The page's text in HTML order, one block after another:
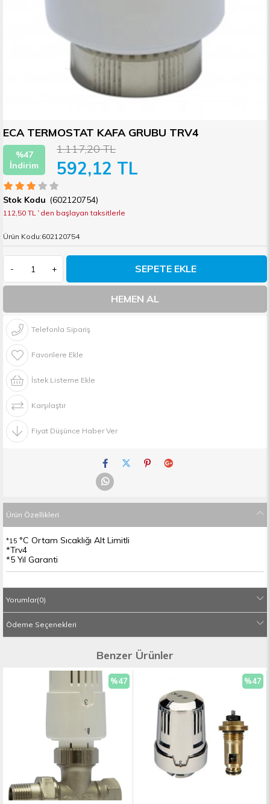
ECA TERMOSTAT KAFA GRUBU TRV4
%47
İndirim
1.117,20 TL
592,12 TL
(602120754)
112,50 TL `den başlayan taksitlerle
Ürün Kodu:602120754
+
-
Telefonla Sipariş
Favorilere Ekle
İstek Listeme Ekle
Karşılaştır
Fiyat Düşünce Haber Ver
Ürün Özellikleri
*15 °C Ortam Sıcaklığı Alt Limitli
*Trv4
*5 Yıl Garanti
Yorumlar(0)
Ödeme Seçenekleri
Benzer Ürünler
%47
%47